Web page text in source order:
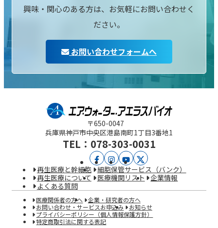
興味・関心のある方は、お気軽にお問い合わせく
ださい。
お問い合わせフォームへ
〒650-0047
兵庫県神戸市中央区港島南町1丁目3番地1
TEL：078-303-0031
ア
エ
ラ
ス
バ
ア
エ
ラ
ス
YouTube
X
再生医療と幹細胞
細胞保管サービス（バンク）
再生医療について
医療機関リスト
企業情報
よくある質問
医療関係者の方へ
企業・研究者の方へ
お問い合わせ・サービスお申込み
お知らせ
プライバシーポリシー（個人情報保護方針）
特定商取引法に関する表記